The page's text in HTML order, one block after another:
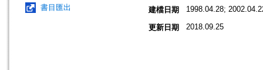
書目匯出 建檔日期 1998.04.28;
更新日期 2018.09.25